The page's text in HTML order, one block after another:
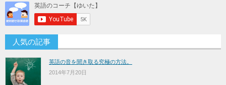
人気の記事
英語の音を聞き取る究極の方法。
2014年7月20日